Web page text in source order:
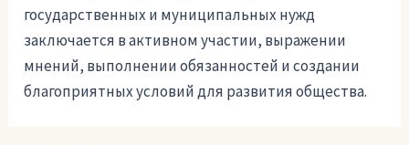
государственных и муниципальных нужд
заключается в активном участии, выражении
мнений, выполнении обязанностей и создании
благоприятных условий для развития общества.